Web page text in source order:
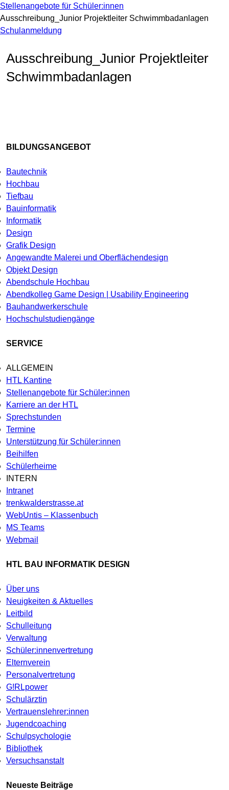
Stellenangebote für Schüler:innen
Ausschreibung_Junior Projektleiter Schwimmbadanlagen
Schulanmeldung
Ausschreibung_Junior Projektleiter
Schwimmbadanlagen
BILDUNGSANGEBOT
Bautechnik
Hochbau
Tiefbau
Bauinformatik
Informatik
Design
Grafik Design
Angewandte Malerei und Oberflächendesign
Objekt Design
Abendschule Hochbau
Abendkolleg Game Design | Usability Engineering
Bauhandwerkerschule
Hochschulstudiengänge
SERVICE
ALLGEMEIN
HTL Kantine
Stellenangebote für Schüler:innen
Karriere an der HTL
Sprechstunden
Termine
Unterstützung für Schüler:innen
Beihilfen
Schülerheime
INTERN
Intranet
trenkwalderstrasse.at
WebUntis – Klassenbuch
MS Teams
Webmail
HTL BAU INFORMATIK DESIGN
Über uns
Neuigkeiten & Aktuelles
Leitbild
Schulleitung
Verwaltung
Schüler:innenvertretung
Elternverein
Personalvertretung
G!RLpower
Schulärztin
Vertrauenslehrer:innen
Jugendcoaching
Schulpsychologie
Bibliothek
Versuchsanstalt
Neueste Beiträge